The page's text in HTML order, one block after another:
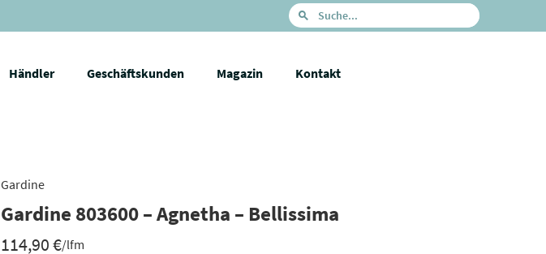
Händler Geschäftskunden Magazin Kontakt
Gardine
Gardine 803600 – Agnetha – Bellissima
114,90€/lfm